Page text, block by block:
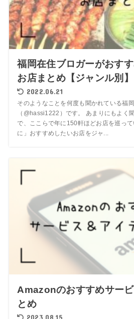
福岡在住ブロガーがおす
お店まとめ【ジャンル別】
2022.06.21
そのようなことを何度も聞かれている福
（@hassi1222）です。 あまりにもよく
で、ここらで年に150軒ほどお店を巡っ
に」おすすめしたいお店をジャ...
Amazonのおすすめサー
とめ
2023.08.15